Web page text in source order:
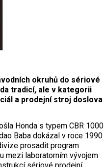
okruhů do sériové
tradicí, ale v kategorii
a prodejní stroj doslova
Honda s typem CBR 1000
Baba dokázal v roce 1990
prosadit program
mezi laboratorním vývojem